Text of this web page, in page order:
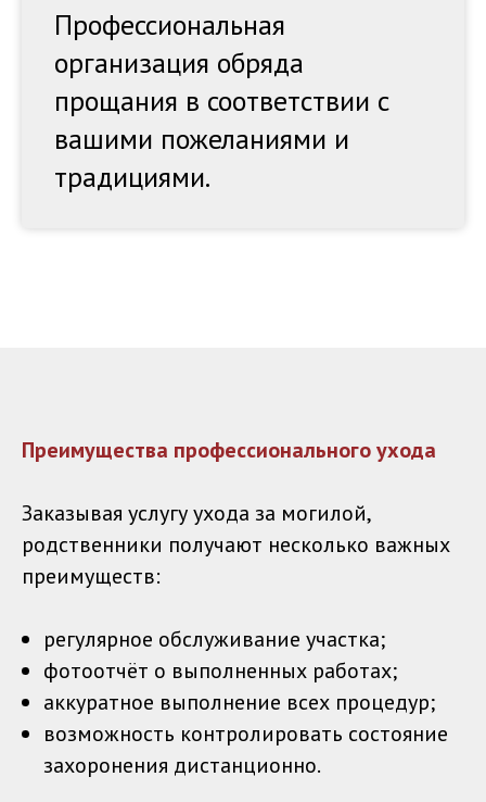
Профессиональная
организация обряда
прощания в соответствии с
вашими пожеланиями и
традициями.
Преимущества профессионального ухода
Заказывая услугу ухода за могилой,
родственники получают несколько важных
преимуществ:
регулярное обслуживание участка;
фотоотчёт о выполненных работах;
аккуратное выполнение всех процедур;
возможность контролировать состояние
захоронения дистанционно.